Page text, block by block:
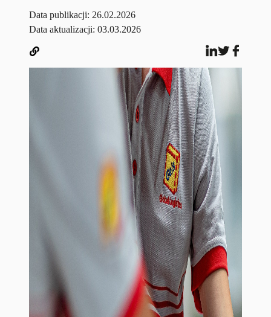
Data publikacji: 26.02.2026
Data aktualizacji: 03.03.2026